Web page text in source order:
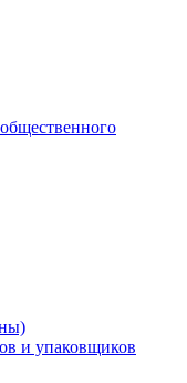
и упаковщиков